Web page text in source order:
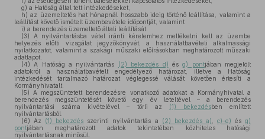
g) a Hatóság által tett intézkedéseket,
h) az üzemeltetés hat hónapnál hosszabb ideig történő leállítása, valamint a
leállítást követő ismételt üzembevétele időpontját, valamint
i) a berendezés üzemeltető általi leállítását.
(3) A nyilvántartásba vétel iránti kérelemhez mellékelni kell az üzembe
helyezés előtti vizsgálat jegyzőkönyvét, a használatbavételi alkalmassági
nyilatkozatot, valamint a szakági műszaki előírásokban meghatározott műszaki
adatlapot.
(4) A Hatóság a nyilvántartás (2) bekezdés d) ésg) pontjában megjelölt
adatokról a használatbavételt engedélyező határozat, illetve a Hatóság
intézkedését tartalmazó határozat véglegessé válását követően értesíti a
Kormányhivatalt.
(5) A megszüntetett berendezésre vonatkozó adatokat a Kormányhivatal a
berendezés megszüntetését követő egy év leteltével – a berendezés
nyilvántartási száma kivételével – törli az
(1) bekezdésben említett
nyilvántartásból.
(6) Az (1) bekezdés szerinti nyilvántartás a (2) bekezdés a) c)–e) ésg)
pontjában meghatározott adatok tekintetében közhiteles hatósági
nyilvántartásnak minősül.